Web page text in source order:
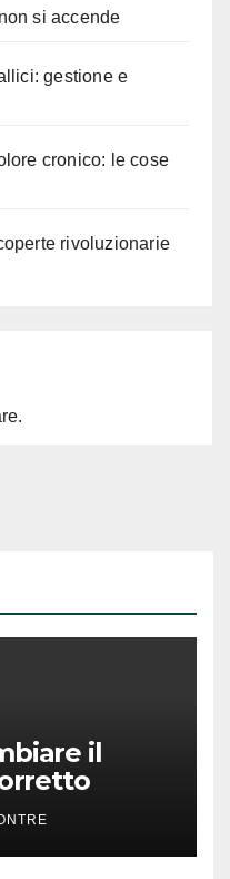
si accende
gestione e
cronico: le cose
rivoluzionarie
il